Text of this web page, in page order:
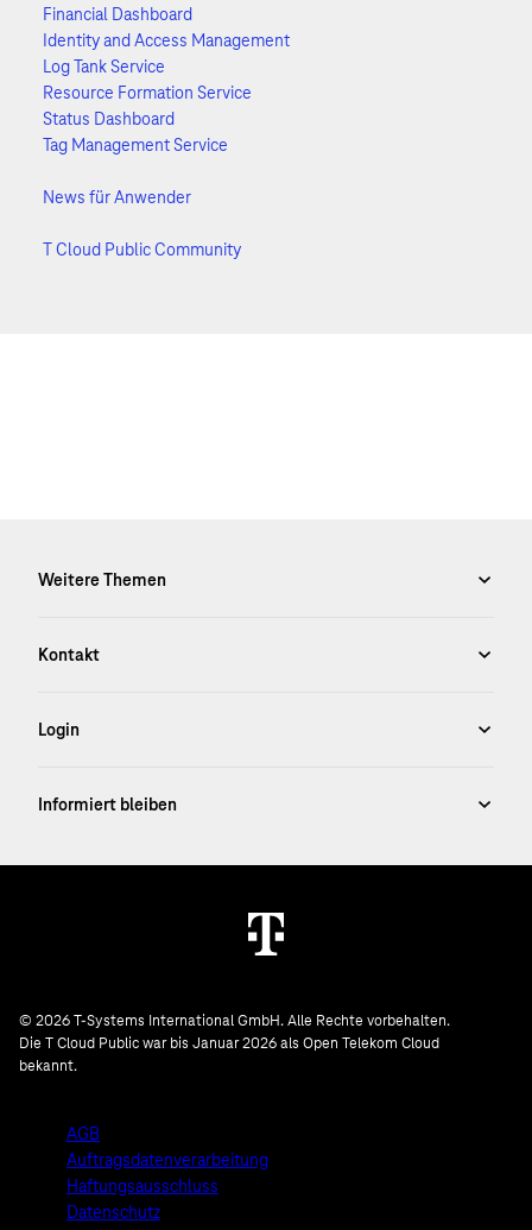
Financial Dashboard
Identity and Access Management
Log Tank Service
Resource Formation Service
Status Dashboard
Tag Management Service
News für Anwender
T Cloud Public Community
© 2026 T-Systems International GmbH. Alle Rechte vorbehalten.
Die T Cloud Public war bis Januar 2026 als Open Telekom Cloud
bekannt.
AGB
Auftragsdatenverarbeitung
Haftungsausschluss
Datenschutz